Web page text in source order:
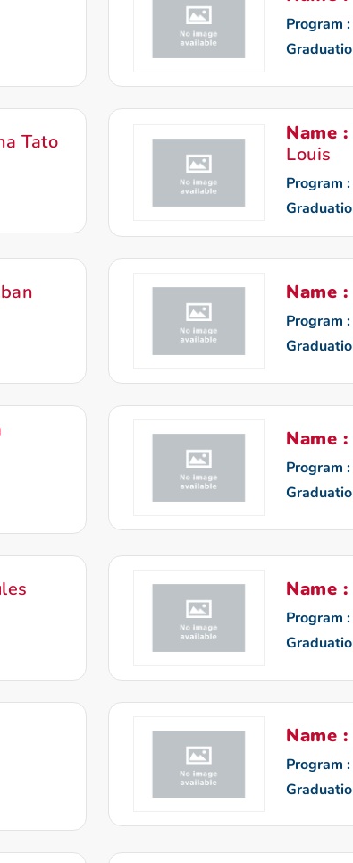
Program :
Tato Name :
Louis
Program :
Name :
Program :
Name :
Program :
Name :
Program :
Name :
Program :